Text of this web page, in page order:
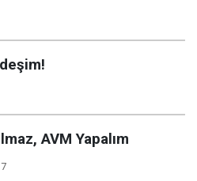
AVM Yapalım